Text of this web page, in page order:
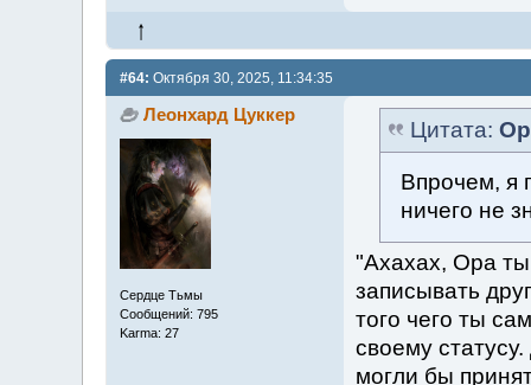
#64: Октября 30, 2025, 11:34:35
Леонхард Цуккер
Сердце Тьмы
Сообщений: 795
Karma: 27
Цитата:
Впрочем, я
ничего не
"Ахахах, Ора ты
записывать
того чего ты
своему
могли бы